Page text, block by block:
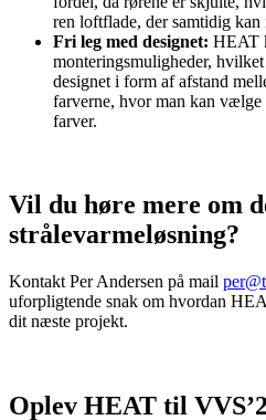
ren loftflade, der samtidig
Fri leg med designet: HEAT
monteringsmuligheder,
designet i form af afstand
farverne, hvor man kan
farver.
Vil du høre mere om
strålevarmeløsning?
Kontakt Per Andersen på mail
uforpligtende snak om hvordan
dit næste projekt.
Oplev HEAT til